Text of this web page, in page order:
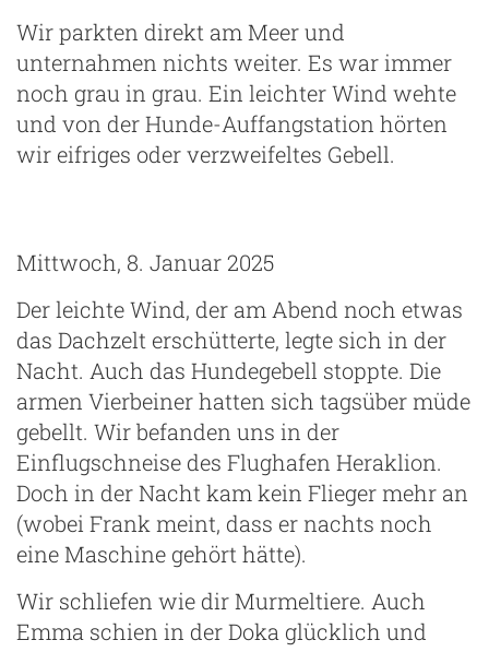
Wir parkten direkt am Meer und
unternahmen nichts weiter. Es war immer
noch grau in grau. Ein leichter Wind wehte
und von der Hunde-Auffangstation hörten
wir eifriges oder verzweifeltes Gebell.
Mittwoch, 8. Januar 2025
Der leichte Wind, der am Abend noch etwas
das Dachzelt erschütterte, legte sich in der
Nacht. Auch das Hundegebell stoppte. Die
armen Vierbeiner hatten sich tagsüber müde
gebellt. Wir befanden uns in der
Einflugschneise des Flughafen Heraklion.
Doch in der Nacht kam kein Flieger mehr an
(wobei Frank meint, dass er nachts noch
eine Maschine gehört hätte).
Wir schliefen wie dir Murmeltiere. Auch
Emma schien in der Doka glücklich und